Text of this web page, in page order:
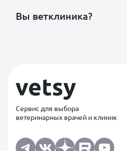
Вы ветклиника?
Сервис для выбора
ветеринарных врачей и клиник